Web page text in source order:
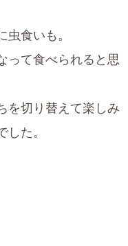
食いも。
って食べられると思
を切り替えて楽しみ
た。